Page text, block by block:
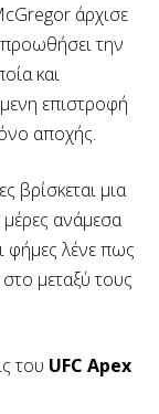
άρχισε
την
και
επιστροφή
αποχής.
βρίσκεται μια
μέρες ανάμεσα
φήμες λένε πως
μεταξύ τους
του UFC Apex